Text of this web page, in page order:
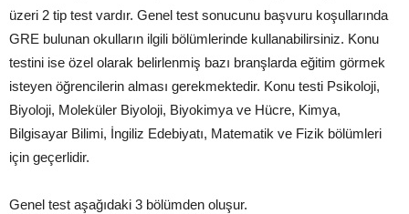
üzeri 2 tip test vardır. Genel test sonucunu başvuru koşullarında
GRE bulunan okulların ilgili bölümlerinde kullanabilirsiniz. Konu
testini ise özel olarak belirlenmiş bazı branşlarda eğitim görmek
isteyen öğrencilerin alması gerekmektedir. Konu testi Psikoloji,
Biyoloji, Moleküler Biyoloji, Biyokimya ve Hücre, Kimya,
Bilgisayar Bilimi, İngiliz Edebiyatı, Matematik ve Fizik bölümleri
için geçerlidir.
Genel test aşağıdaki 3 bölümden oluşur.